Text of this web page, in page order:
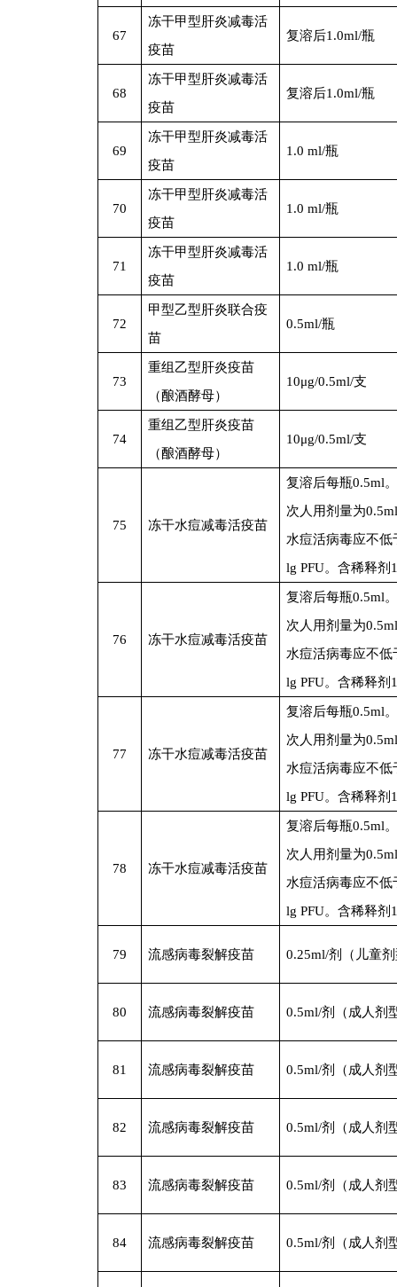
67
冻干甲型肝炎减毒活
疫苗
复溶后1.0ml/瓶
68
冻干甲型肝炎减毒活
疫苗
复溶后1.0ml/瓶
69
冻干甲型肝炎减毒活
疫苗
1.0 ml/瓶
70
冻干甲型肝炎减毒活
疫苗
1.0 ml/瓶
71
冻干甲型肝炎减毒活
疫苗
1.0 ml/瓶
72
甲型乙型肝炎联合疫
苗
0.5ml/瓶
73
重组乙型肝炎疫苗
（酿酒酵母）
10μg/0.5ml/支
74
重组乙型肝炎疫苗
（酿酒酵母）
10μg/0.5ml/支
75 冻干水痘减毒活疫苗
复溶后每瓶0.5ml
次人用剂量为
水痘活病毒应不低
lg PFU。含稀释剂
76 冻干水痘减毒活疫苗
复溶后每瓶0.5ml
次人用剂量为
水痘活病毒应不低
lg PFU。含稀释剂
77 冻干水痘减毒活疫苗
复溶后每瓶0.5ml
次人用剂量为
水痘活病毒应不低
lg PFU。含稀释剂
78 冻干水痘减毒活疫苗
复溶后每瓶0.5ml
次人用剂量为
水痘活病毒应不低
lg PFU。含稀释剂
79 流感病毒裂解疫苗 0.25ml/剂（儿童
80 流感病毒裂解疫苗 0.5ml/剂（成人剂
81 流感病毒裂解疫苗 0.5ml/剂（成人剂
82 流感病毒裂解疫苗 0.5ml/剂（成人剂
83 流感病毒裂解疫苗 0.5ml/剂（成人剂
84 流感病毒裂解疫苗 0.5ml/剂（成人剂